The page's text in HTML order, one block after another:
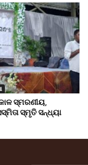
ସ୍ମରଣୀୟ,
ସ୍ମୃତି ସନ୍ଧ୍ୟା